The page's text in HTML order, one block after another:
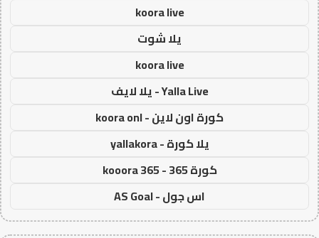
koora live
يلا شوت
koora live
Yalla Live - يلا لايف
كورة اون لاين - koora onl
يلا كورة - yallakora
كورة 365 - kooora 365
اس جول - AS Goal